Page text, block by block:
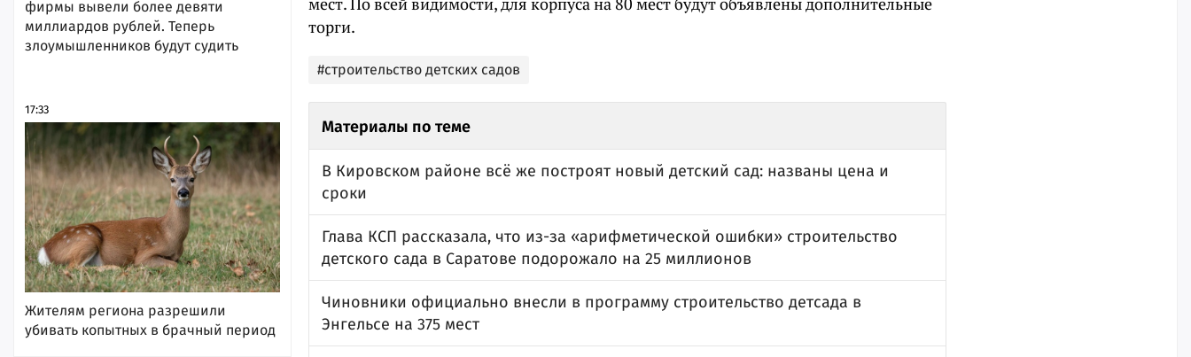
фирмы вывели более девяти
миллиардов рублей. Теперь
злоумышленников будут судить
17:33
Жителям региона разрешили
убивать копытных в брачный период
торги.
#строительство детских садов
Материалы по теме
В Кировском районе всё же построят новый детский сад: названы цена и
сроки
Глава КСП рассказала, что из-за «арифметической ошибки» строительство
детского сада в Саратове подорожало на 25 миллионов
Чиновники официально внесли в программу строительство детсада в
Энгельсе на 375 мест